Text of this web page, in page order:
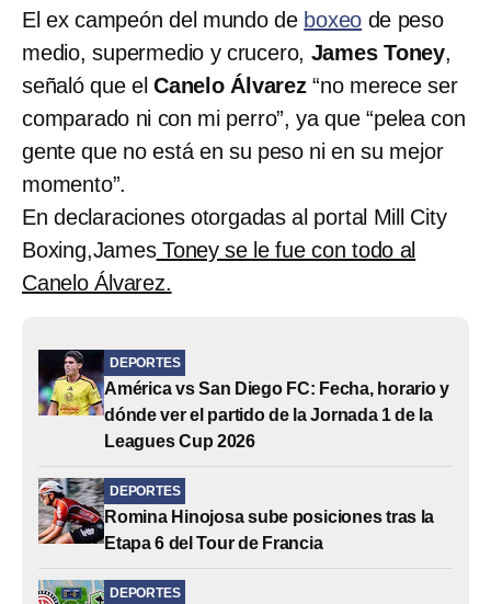
El ex campeón del mundo de boxeo de peso
medio, supermedio y crucero, James Toney,
señaló que elCanelo Álvarez“no merece ser
comparado ni con mi perro”, ya que “pelea con
gente que no está en su peso ni en su mejor
momento”.
En declaraciones otorgadas al portal Mill City
Boxing,JamesToney se le fue con todo al
Canelo Álvarez.
DEPORTES
América vs San Diego FC: Fecha, horario y
dónde ver el partido de la Jornada 1 de la
Leagues Cup 2026
DEPORTES
Romina Hinojosa sube posiciones tras la
Etapa 6 del Tour de Francia
DEPORTES